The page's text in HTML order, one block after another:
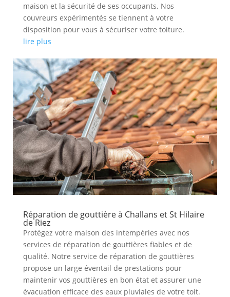
maison et la sécurité de ses occupants. Nos
couvreurs expérimentés se tiennent à votre
disposition pour vous à sécuriser votre toiture.
lire plus
Réparation de gouttière à Challans et St Hilaire
de Riez
Protégez votre maison des intempéries avec nos
services de réparation de gouttières fiables et de
qualité. Notre service de réparation de gouttières
propose un large éventail de prestations pour
maintenir vos gouttières en bon état et assurer une
évacuation efficace des eaux pluviales de votre toit.